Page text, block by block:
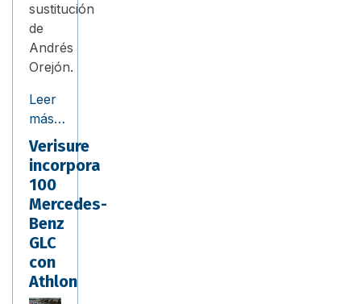
sustitución
de
Andrés
Orejón.
Leer
más…
Verisure
incorpora
100
Mercedes-
Benz
GLC
con
Athlon